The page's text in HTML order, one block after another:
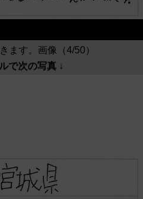
ます。画像（4/50）
で次の写真 ↓